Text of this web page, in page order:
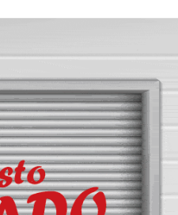
incorporación progresiva de
valor añadido. En esta ocasión, el
temperatura controlada, una
actividad que mantiene elevadas
tasas de crecimiento impulsada por
el aumento de las exportaciones
agroalimentarias, la expansión de
los productos frescos y el
desarrollo de nuevas cadenas de
suministro vinculadas a la industria
farmacéutica.